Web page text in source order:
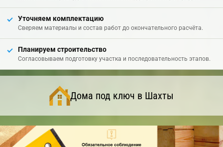
Уточняем комплектацию
Сверяем материалы и состав работ до окончательного расчёта.
Планируем строительство
Согласовываем подготовку участка и последовательность этапов.
Дома под ключ в Шахты